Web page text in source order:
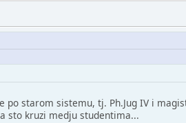
po starom sistemu, tj. Ph.Jug IV i
sto kruzi medju studentima...